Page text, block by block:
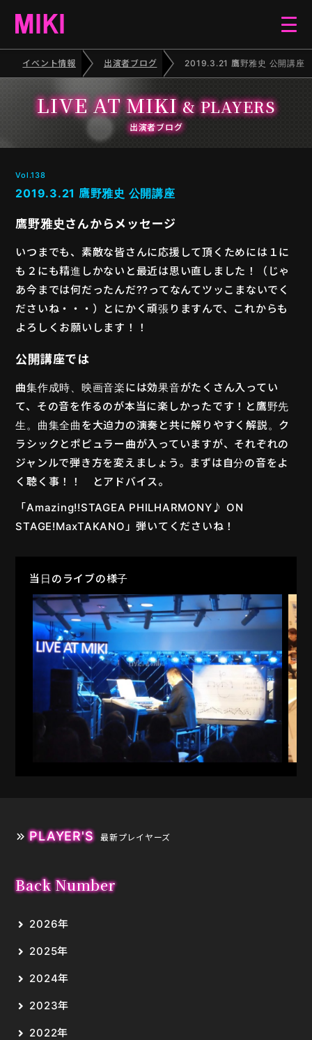
ELECTONE CONCERT
PIANO RECITAL
PLAYERS
イベント情報 出演者ブログ 2019.3.21 鷹野雅史 公開講座
LIVE AT MIKI& PLAYERS
出演者ブログ
Vol.138
2019.3.21 鷹野雅史 公開講座
鷹野雅史さんからメッセージ
いつまでも、素敵な皆さんに応援して頂くためには１に
も２にも精進しかないと最近は思い直しました！（じゃ
あ今までは何だったんだ??ってなんてツッこまないでく
ださいね・・・）とにかく頑張りますんで、これからも
よろしくお願いします！！
公開講座では
曲集作成時、映画音楽には効果音がたくさん入ってい
て、その音を作るのが本当に楽しかったです！と鷹野先
生。曲集全曲を大迫力の演奏と共に解りやすく解説。ク
ラシックとポピュラー曲が入っていますが、それぞれの
ジャンルで弾き方を変えましょう。まずは自分の音をよ
く聴く事！！ とアドバイス。
「Amazing!!STAGEA PHILHARMONY♪ ON
STAGE!MaxTAKANO」弾いてくださいね！
当日のライブの様子
PLAYER'S 最新プレイヤーズ
Back Number
2026年
2025年
2024年
2023年
2022年